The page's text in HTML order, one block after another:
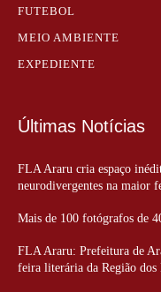
FUTEBOL
MEIO AMBIENTE
EXPEDIENTE
Últimas Notícias
FLA Araru cria espaço
neurodivergentes na maior
Mais de 100 fotógrafos de
FLA Araru: Prefeitura de
feira literária da Região dos